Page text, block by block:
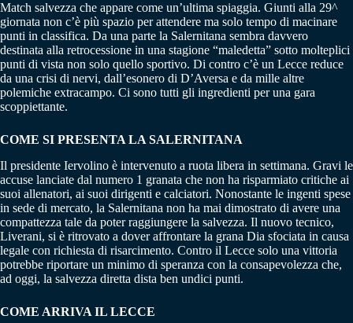
Match salvezza che appare come un’ultima spiaggia. Giunti alla 29^
giornata non c’è più spazio per attendere ma solo tempo di macinare
punti in classifica. Da una parte la Salernitana sembra davvero
destinata alla retrocessione in una stagione “maledetta” sotto molteplici
punti di vista non solo quello sportivo. Di contro c’è un Lecce reduce
da una crisi di nervi, dall’esonero di D’Aversa e da mille altre
polemiche extracampo. Ci sono tutti gli ingredienti per una gara
scoppiettante.
COME SI PRESENTA LA SALERNITANA
Il presidente Iervolino è intervenuto a ruota libera in settimana. Gravi le
accuse lanciate dal numero 1 granata che non ha risparmiato critiche ai
suoi allenatori, ai suoi dirigenti e calciatori. Nonostante le ingenti spese
in sede di mercato, la Salernitana non ha mai dimostrato di avere una
compattezza tale da poter raggiungere la salvezza. Il nuovo tecnico,
Liverani, si è ritrovato a dover affrontare la grana Dia sfociata in causa
legale con richiesta di risarcimento. Contro il Lecce solo una vittoria
potrebbe riportare un minimo di speranza con la consapevolezza che,
ad oggi, la salvezza diretta dista ben undici punti.
COME ARRIVA IL LECCE